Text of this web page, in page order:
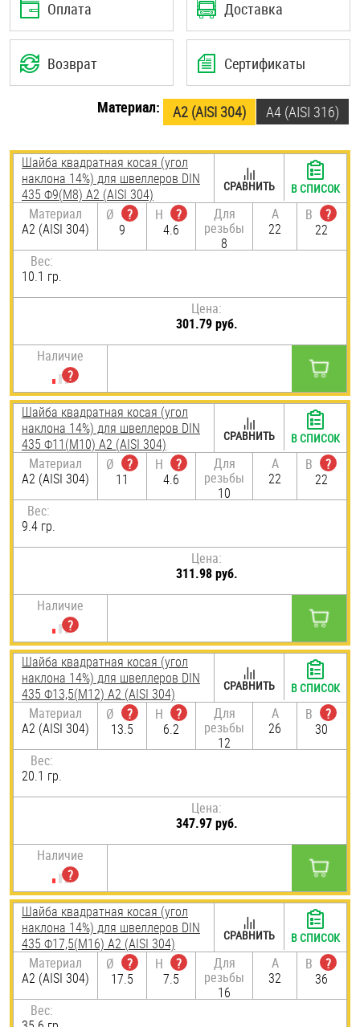
Штифты и пальцы
Оплата Доставка
Возврат Сертификаты
Материал: А2 (AISI 304) A4 (AISI 316)
Шайба квадратная косая (угол
наклона 14%) для швеллеров DIN
435 Ф9(М8) А2 (AISI 304)
Материал
А2 (AISI 304)
Ø
?
9
H
?
4.6
Для
резьбы
8
A
22
B
?
22
Вес:
10.1 гр.
Цена:
301.79 руб.
Наличие
СРАВНИТЬ В СПИСОК
Шайба квадратная косая (угол
наклона 14%) для швеллеров DIN
435 Ф11(М10) А2 (AISI 304)
Материал
А2 (AISI 304)
Ø
?
11
H
?
4.6
Для
резьбы
10
A
22
B
?
22
Вес:
9.4 гр.
Цена:
311.98 руб.
Наличие
СРАВНИТЬ В СПИСОК
Шайба квадратная косая (угол
наклона 14%) для швеллеров DIN
435 Ф13,5(М12) А2 (AISI 304)
Материал
А2 (AISI 304)
Ø
?
13.5
H
?
6.2
Для
резьбы
12
A
26
B
?
30
Вес:
20.1 гр.
Цена:
347.97 руб.
Наличие
СРАВНИТЬ В СПИСОК
Шайба квадратная косая (угол
наклона 14%) для швеллеров DIN
435 Ф17,5(М16) А2 (AISI 304)
Материал
А2 (AISI 304)
Ø
?
17.5
H
?
7.5
Для
резьбы
16
A
32
B
?
36
Вес:
СРАВНИТЬ В СПИСОК